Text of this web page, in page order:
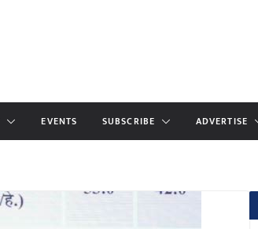
EVENTS SUBSCRIBE ADVERTISE